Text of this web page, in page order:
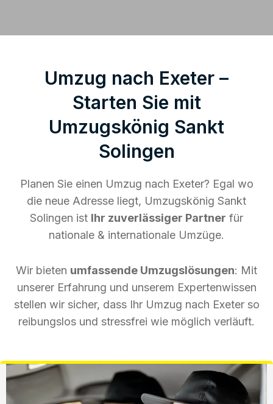
Umzug nach Exeter –
Starten Sie mit
Umzugskönig Sankt
Solingen
Planen Sie einen Umzug nach Exeter? Egal wo
die neue Adresse liegt, Umzugskönig Sankt
Solingen ist Ihr zuverlässiger Partner für
nationale & internationale Umzüge.
Wir bieten umfassende Umzugslösungen: Mit
unserer Erfahrung und unserem Expertenwissen
stellen wir sicher, dass Ihr Umzug nach Exeter so
reibungslos und stressfrei wie möglich verläuft.